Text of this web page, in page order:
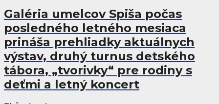
Galéria umelcov Spiša počas
posledného letného mesiaca
prináša prehliadky aktuálnych
výstav, druhý turnus detského
tábora, „tvorivky“ pre rodiny s
deťmi a letný koncert